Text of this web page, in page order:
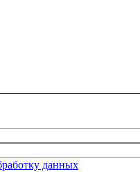
данных